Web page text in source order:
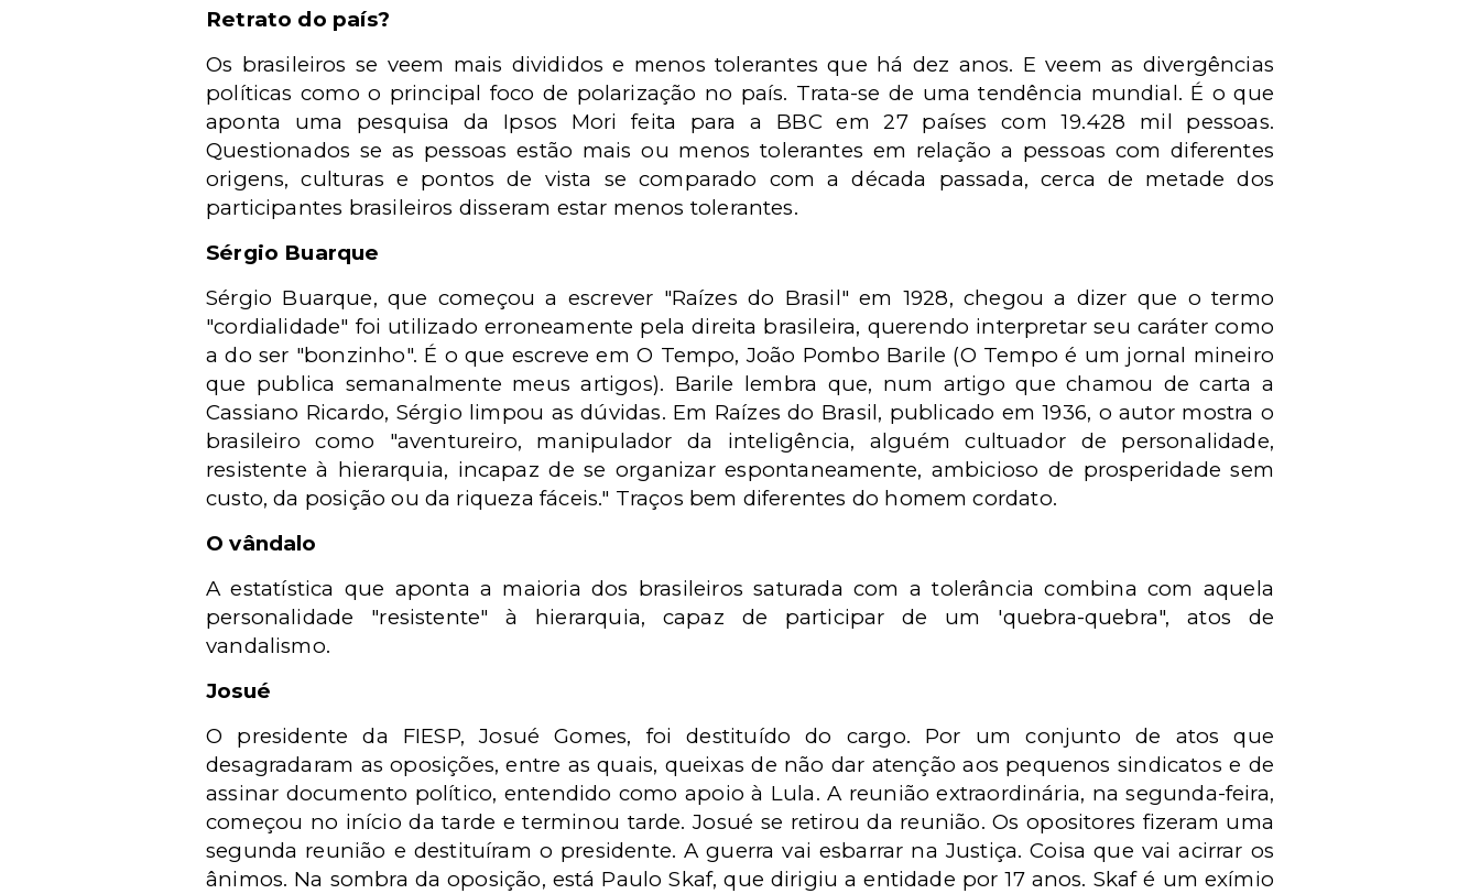
Retrato do país?
Os brasileiros se veem mais divididos e menos tolerantes que há dez anos. E veem as divergências
políticas como o principal foco de polarização no país. Trata-se de uma tendência mundial. É o que
aponta uma pesquisa da Ipsos Mori feita para a BBC em 27 países com 19.428 mil pessoas.
Questionados se as pessoas estão mais ou menos tolerantes em relação a pessoas com diferentes
origens, culturas e pontos de vista se comparado com a década passada, cerca de metade dos
participantes brasileiros disseram estar menos tolerantes.
Sérgio Buarque
Sérgio Buarque, que começou a escrever "Raízes do Brasil" em 1928, chegou a dizer que o termo
"cordialidade" foi utilizado erroneamente pela direita brasileira, querendo interpretar seu caráter como
a do ser "bonzinho". É o que escreve em O Tempo, João Pombo Barile (O Tempo é um jornal mineiro
que publica semanalmente meus artigos). Barile lembra que, num artigo que chamou de carta a
Cassiano Ricardo, Sérgio limpou as dúvidas. Em Raízes do Brasil, publicado em 1936, o autor mostra o
brasileiro como "aventureiro, manipulador da inteligência, alguém cultuador de personalidade,
resistente à hierarquia, incapaz de se organizar espontaneamente, ambicioso de prosperidade sem
custo, da posição ou da riqueza fáceis." Traços bem diferentes do homem cordato.
O vândalo
A estatística que aponta a maioria dos brasileiros saturada com a tolerância combina com aquela
personalidade "resistente" à hierarquia, capaz de participar de um 'quebra-quebra", atos de
vandalismo.
Josué
O presidente da FIESP, Josué Gomes, foi destituído do cargo. Por um conjunto de atos que
desagradaram as oposições, entre as quais, queixas de não dar atenção aos pequenos sindicatos e de
assinar documento político, entendido como apoio à Lula. A reunião extraordinária, na segunda-feira,
começou no início da tarde e terminou tarde. Josué se retirou da reunião. Os opositores fizeram uma
segunda reunião e destituíram o presidente. A guerra vai esbarrar na Justiça. Coisa que vai acirrar os
ânimos. Na sombra da oposição, está Paulo Skaf, que dirigiu a entidade por 17 anos. Skaf é um exímio